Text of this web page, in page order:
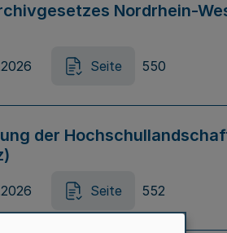
Nordrhein-
Seite 550
der
Seite 552